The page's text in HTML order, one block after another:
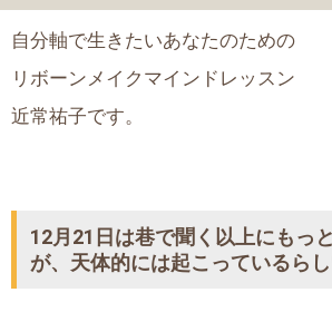
自分軸で生きたいあなたのための
リボーンメイクマインドレッスン
近常祐子です。
12月21日は巷で聞く以上にもっ
が、天体的には起こっているら